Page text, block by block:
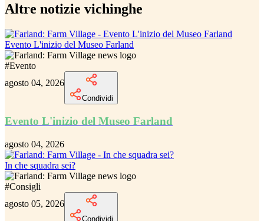
Altre notizie vichinghe
Evento L'inizio del Museo Farland
#Evento
agosto 04, 2026
Condividi
Evento L'inizio del Museo Farland
agosto 04, 2026
In che squadra sei?
#Consigli
agosto 05, 2026
Condividi